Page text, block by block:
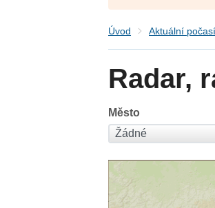
Úvod Aktuální počasí
Radar,
Město